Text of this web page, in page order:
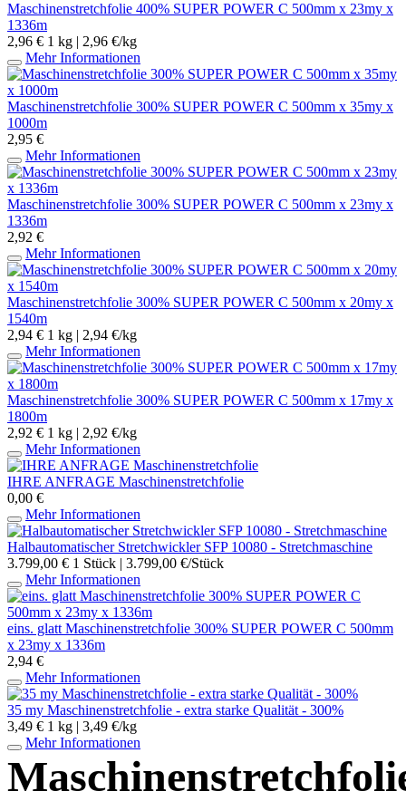
Maschinenstretchfolie 400% SUPER POWER C 500mm x 23my x
1336m
2,96 € 1 kg | 2,96 €/kg
Mehr Informationen
Maschinenstretchfolie 300% SUPER POWER C 500mm x 35my x
1000m
2,95 €
Mehr Informationen
Maschinenstretchfolie 300% SUPER POWER C 500mm x 23my x
1336m
2,92 €
Mehr Informationen
Maschinenstretchfolie 300% SUPER POWER C 500mm x 20my x
1540m
2,94 € 1 kg | 2,94 €/kg
Mehr Informationen
Maschinenstretchfolie 300% SUPER POWER C 500mm x 17my x
1800m
2,92 € 1 kg | 2,92 €/kg
Mehr Informationen
IHRE ANFRAGE Maschinenstretchfolie
0,00 €
Mehr Informationen
Halbautomatischer Stretchwickler SFP 10080 - Stretchmaschine
3.799,00 € 1 Stück | 3.799,00 €/Stück
Mehr Informationen
eins. glatt Maschinenstretchfolie 300% SUPER POWER C 500mm
x 23my x 1336m
2,94 €
Mehr Informationen
35 my Maschinenstretchfolie - extra starke Qualität - 300%
3,49 € 1 kg | 3,49 €/kg
Mehr Informationen